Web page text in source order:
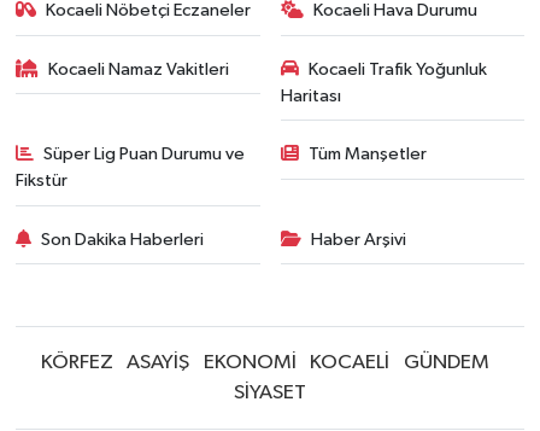
Kocaeli Nöbetçi Eczaneler Kocaeli Hava Durumu
Kocaeli Namaz Vakitleri
Kocaeli Trafik Yoğunluk
Haritası
Süper Lig Puan Durumu ve
Fikstür
Tüm Manşetler
Son Dakika Haberleri Haber Arşivi
KÖRFEZ ASAYİŞ EKONOMİ KOCAELİ
GÜNDEM
SİYASET